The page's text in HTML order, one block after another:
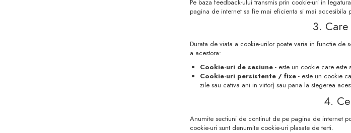
Pe baza feedback-ului transmis prin cookie-uri in
pagina de internet sa fie mai eficienta si mai accesibila
3.
Durata de viata a cookie-urilor poate varia in functie de
a acestora:
Cookie-uri de sesiune - este un cookie care este
Cookie-uri persistente / fixe - este un cookie
zile sau cativa ani in viitor) sau pana la stegerea
4.
Anumite sectiuni de continut de pe pagina de internet
cookie-uri sunt denumite cookie-uri plasate de terti.